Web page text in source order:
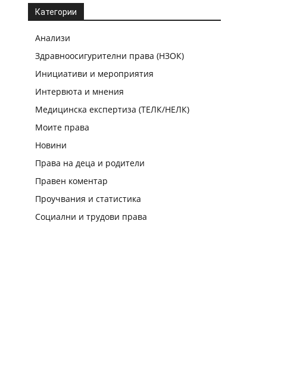
Категории
Анализи
Здравноосигурителни права (НЗОК)
Инициативи и мероприятия
Интервюта и мнения
Медицинска експертиза (ТЕЛК/НЕЛК)
Моите права
Новини
Права на деца и родители
Правен коментар
Проучвания и статистика
Социални и трудови права